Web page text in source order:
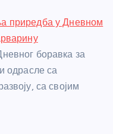
e
st
e
приредба у Дневном
боравка за
одрасле са
са својим